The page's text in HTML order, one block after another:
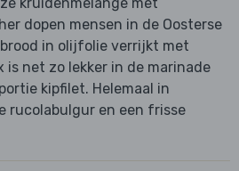
kruidenmelange met
dopen mensen in de Oosterse
in olijfolie verrijkt met
is net zo lekker in de marinade
kipfilet. Helemaal in
rucolabulgur en een frisse